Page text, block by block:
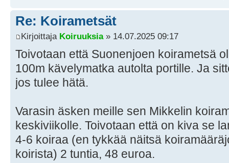
Re: Koirametsät
Kirjoittaja Koiruuksia» 14.07.2025 09:17
Toivotaan että Suonenjoen koirametsä
100m kävelymatka autolta portille. Ja
jos tulee hätä.
Varasin äsken meille sen Mikkelin
keskiviikolle. Toivotaan että on kiva se
4-6 koiraa (en tykkää näitsä
koirista) 2 tuntia, 48 euroa.